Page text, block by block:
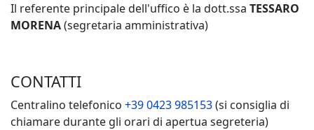
Il referente principale dell'uffico è la dott.ssa TESSARO
MORENA(segretaria amministrativa)
CONTATTI
Centralino telefonico +39 0423 985153(si consiglia di
chiamare durante gli orari di apertua segreteria)